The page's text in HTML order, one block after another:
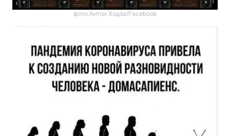
фото Антон Ходза/Facebook